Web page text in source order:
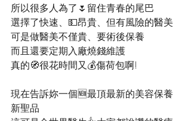
所以很多人為了🌷留住青春的尾巴
選擇了快速、💵昂貴、但有風險的醫美
可是做醫美不僅貴、要術後保養
而且還要定期入廠燒錢維護
真的🧭很花時間又💰傷荷包啊!
現在告訴妳一個🆕最頂最新的美容保養
新聖品